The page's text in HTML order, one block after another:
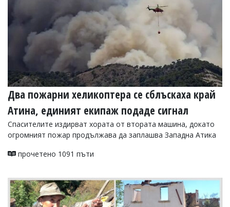
Два пожарни хеликоптера се сблъскаха край
Атина, единият екипаж подаде сигнал
Спасителите издирват хората от втората машина, докато
огромният пожар продължава да заплашва Западна Атика
прочетено 1091 пъти